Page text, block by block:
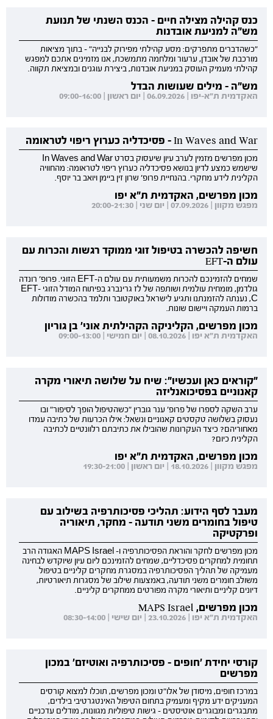
כנס קהילה מצילה חיים - הכנס השנתי של תנועת
מש"ה למניעת אובדנות
"כשהדברים מתפרקים: מסע קהילתי מפירוק לבנייה" - בתוך מציאות
מורכבת של אובדן, ערעור ומלחמה מתמשכת, אנו מזמינים אתכם למפגש
קהילתי מעמיק העוסק במניעת אובדנות, ביצירת עוגנים ובמציאת תקווה.
מש"ה - מילים שעושות הבדל
האקדמית ת"א-יפו | 06.09.2026 | יום ראשון | 09:00-16:00
In Waves and War - פסיכדליה כערוץ ריפוי לטראומה
מכון מפרשים מזמין לערב עיון שיעסוק בסרט In Waves and War
שישמש כמצע לדיון בנושא פסיכדליה כערוץ ריפוי לטראומה: מהחוויה
הקלינית לידע מחקרי. בהנחיית פרופ' שרון זין ביימן ויואב בר יוסף.
מכון מפרשים, האקדמית ת"א יפו
מפגש מקוון | 07.09.2026 | יום שני | 20:00-21:30
חשיפה להכשרה בטיפול זוגי ממוקד רגשות והכרות עם
עולם ה-EFT
שמחים להזמינכם להכרות משמעותית עם עולם ה-EFT הזוגי. פרופ' רונדה
גולדמן, מומחית עולמית ושותפה של לז גרינברג בפיתוח המודל הזוגי EFT-
C, נענתה להזמנתנו ותגיע לישראל באוקטובר ותלמד בהכשרה מודולות
ברמות העמקה ויישום שונות.
מכון מפרשים, הקליניקה הקהילתית אוני' בן גוריון
האקדמית ת"א יפו | 08.10.2026 | יום חמישי | 09:00-13:00
"קוראים כאן ועכשיו": שיח על שלושה תיאורי מקרה
קאנוניים בפסיכואנליזה
ערב השקה לספרו של פרופ' ענר גוברין "כשהטיפול הופך לסיפור" ובו
נעסוק בשלושה טקסטים קאנוניים ונשאל: אילו הכרעות של כתיבה עמדו
מאחוריהם? כיצד העקרונות שהובילו את כתיבתם רלוונטיים לכתיבה
הקלינית כיום?
מכון מפרשים, האקדמית ת"א יפו
מפגש מקוון | 18.10.2026 | יום ראשון | 19:30-21:00
מעבר לסף הידוע: תהליכי פסיכותרפיה בשילוב עם
טיפול בחומרים משני תודעה - מחקר, תיאוריה
ופרקטיקה
מכון מפרשים לחקר והוראת הפסיכותרפיה ו- MAPS Israel האגודה הרב
תחומית למחקרים פסיכדליים, שמחים להזמינכם ליום עיון שיוקדש לבחינה
מעמיקה של תהליך הפסיכותרפיה במסגרת מחקרים קליניים בטיפול
משולב חומרים משני תודעה, באמצעות שילוב של מסגרות תיאורטיות,
דיונים קליניים ותיאורי מקרה מפורטים ממחקרים קליניים.
מכון מפרשים, MAPS Israel
האקדמית ת"א יפו | 23.10.2026 | יום שישי | 08:30-14:00
קורסי יחידת 'חופים - פסיכותרפיה ואוטיזם' במכון
מפרשים
במרכז חופים, מיסודן של אלו"ט ומכון מפרשים, תוכלו למצוא קורסים
המעניקים ידע מקיף ומעמיק בתחום הטיפול האינטגרטיבי בילדים,
מתבגרים ומבוגרים אוטיסטים - גישות טיפוליות מגוונות, מודלים עדכניים